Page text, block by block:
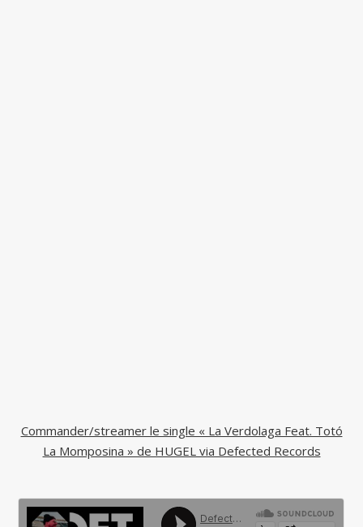
Commander/streamer le single « La Verdolaga Feat. Totó
La Momposina » de HUGEL via Defected Records